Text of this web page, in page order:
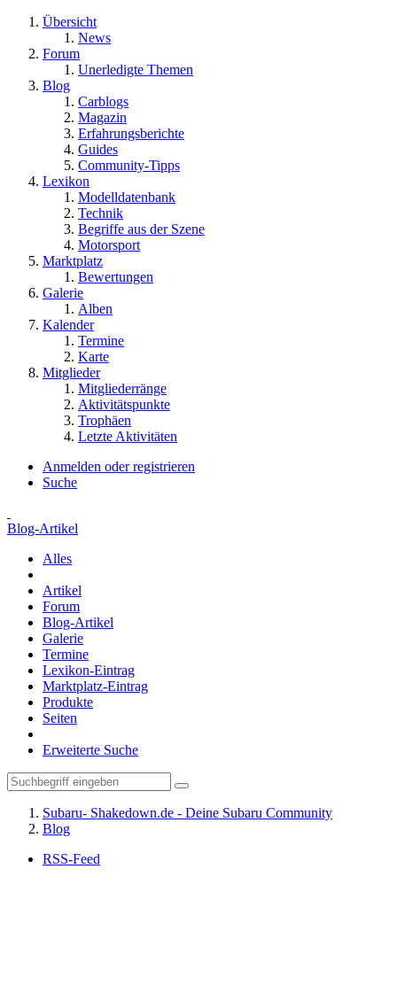
Übersicht
News
Forum
Unerledigte Themen
Blog
Carblogs
Magazin
Erfahrungsberichte
Guides
Community-Tipps
Lexikon
Modelldatenbank
Technik
Begriffe aus der Szene
Motorsport
Marktplatz
Bewertungen
Galerie
Alben
Kalender
Termine
Karte
Mitglieder
Mitgliederränge
Aktivitätspunkte
Trophäen
Letzte Aktivitäten
Anmelden oder registrieren
Suche
Blog-Artikel
Alles
Artikel
Forum
Blog-Artikel
Galerie
Termine
Lexikon-Eintrag
Marktplatz-Eintrag
Produkte
Seiten
Erweiterte Suche
Subaru- Shakedown.de - Deine Subaru Community
Blog
RSS-Feed